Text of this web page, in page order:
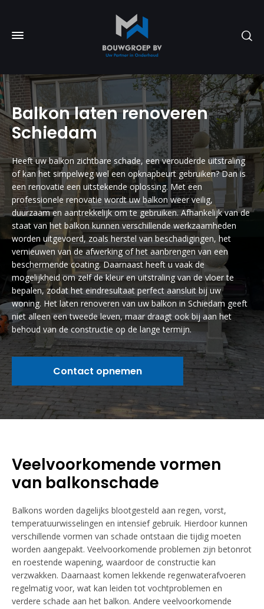
Balkon laten renoveren
Schiedam
Heeft uw balkon zichtbare schade, een verouderde uitstraling
of kan het simpelweg wel een opknapbeurt gebruiken? Dan is
een renovatie een uitstekende oplossing. Met een
professionele renovatie wordt uw balkon weer veilig,
duurzaam en aantrekkelijk om te gebruiken. Afhankelijk van de
staat van het balkon kunnen verschillende werkzaamheden
worden uitgevoerd, zoals herstel van beschadigingen, het
vernieuwen van de afwerking of het aanbrengen van een
beschermende coating. Daarnaast heeft u vaak de
mogelijkheid om zelf de kleur en uitstraling van de vloer te
bepalen, zodat het eindresultaat perfect aansluit bij uw
woning. Het laten renoveren van uw balkon in Schiedam geeft
niet alleen een tweede leven, maar draagt ook bij aan het
behoud van de constructie op de lange termijn.
Contact opnemen
Veelvoorkomende vormen
van balkonschade
Balkons worden dagelijks blootgesteld aan regen, vorst,
temperatuurwisselingen en intensief gebruik. Hierdoor kunnen
verschillende vormen van schade ontstaan die tijdig moeten
worden aangepakt. Veelvoorkomende problemen zijn betonrot
en roestende wapening, waardoor de constructie kan
verzwakken. Daarnaast komen lekkende regenwaterafvoeren
regelmatig voor, wat kan leiden tot vochtproblemen en
verdere schade aan het balkon. Andere veelvoorkomende